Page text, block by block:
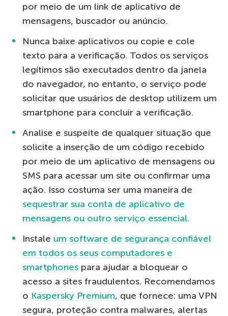
por meio de um link de aplicativo de
mensagens, buscador ou anúncio.
Nunca baixe aplicativos ou copie e cole
texto para a verificação. Todos os serviços
legítimos são executados dentro da janela
do navegador, no entanto, o serviço pode
solicitar que usuários de desktop utilizem um
smartphone para concluir a verificação.
Analise e suspeite de qualquer situação que
solicite a inserção de um código recebido
por meio de um aplicativo de mensagens ou
SMS para acessar um site ou confirmar uma
ação. Isso costuma ser uma maneira de
sequestrar sua conta de aplicativo de
mensagens ou outro serviço essencial.
Instale um software de segurança confiável
em todos os seus computadores e
smartphones para ajudar a bloquear o
acesso a sites fraudulentos. Recomendamos
o Kaspersky Premium, que fornece: uma VPN
segura, proteção contra malwares, alertas